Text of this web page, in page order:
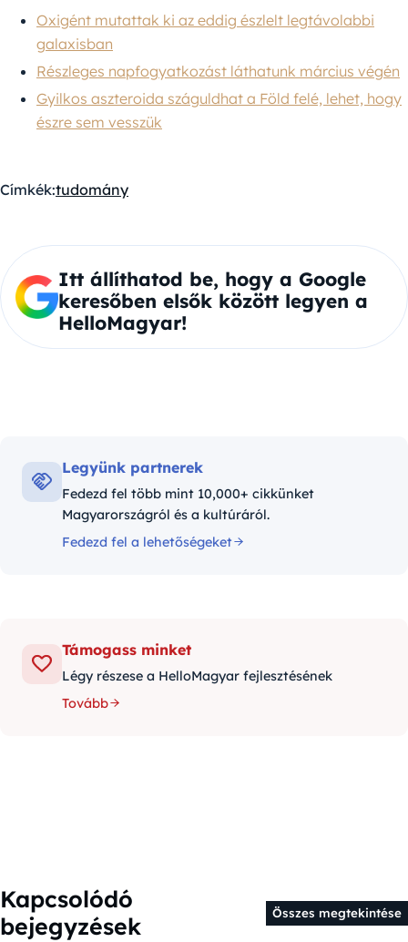
Oxigént mutattak ki az eddig észlelt legtávolabbi
galaxisban
Részleges napfogyatkozást láthatunk március végén
Gyilkos aszteroida száguldhat a Föld felé, lehet, hogy
észre sem vesszük
Címkék:tudomány
Itt állíthatod be, hogy a Google
keresőben elsők között legyen a
HelloMagyar!
Legyünk partnerek
Fedezd fel több mint 10,000+ cikkünket
Magyarországról és a kultúráról.
Fedezd fel a lehetőségeket
Támogass minket
Légy részese a HelloMagyar fejlesztésének
Tovább
Kapcsolódó
bejegyzések
Összes megtekintése